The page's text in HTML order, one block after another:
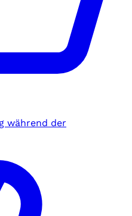
während der